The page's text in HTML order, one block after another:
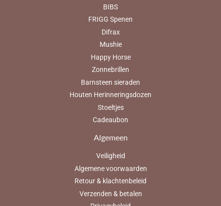
BIBS
FRIGG Spenen
Difrax
Mushie
Happy Horse
Zonnebrillen
Barnsteen sieraden
Houten Herinneringsdozen
Stoeltjes
Cadeaubon
Algemeen
Veiligheid
Algemene voorwaarden
Retour & klachtenbeleid
Verzenden & betalen